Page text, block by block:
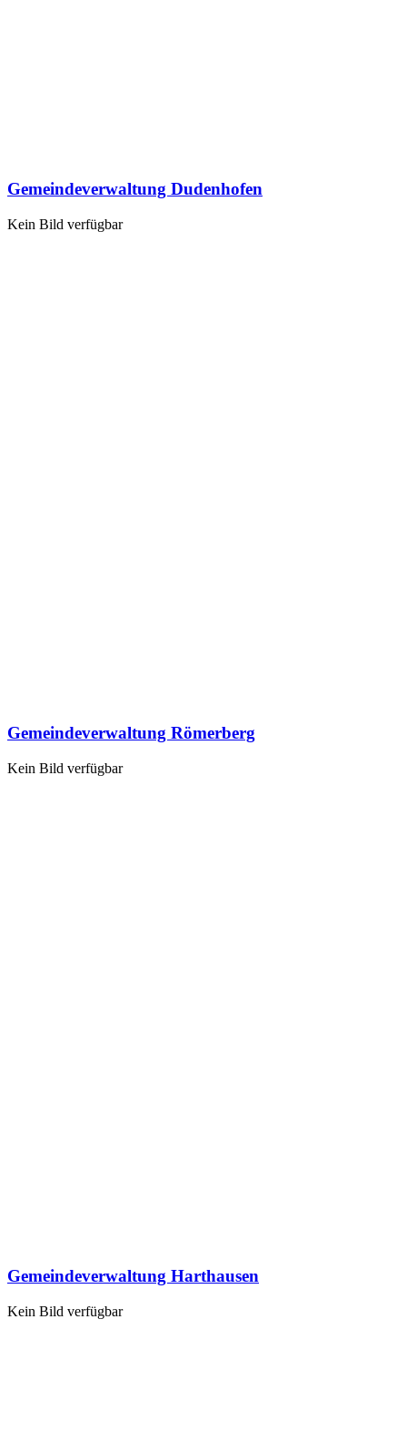
Gemeindeverwaltung Dudenhofen
Kein Bild verfügbar
Gemeindeverwaltung Römerberg
Kein Bild verfügbar
Gemeindeverwaltung Harthausen
Kein Bild verfügbar